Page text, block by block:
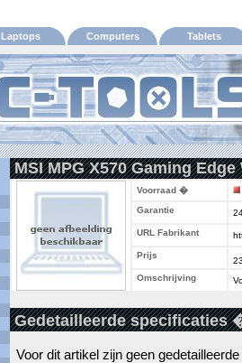
Laptops Computers Tablets
MSI MPG X570 Gaming Edge
Voorraad �
Garantie
URL Fabrikant
Prijs
Omschrijving
Gedetailleerde specificaties
Voor dit artikel zijn geen